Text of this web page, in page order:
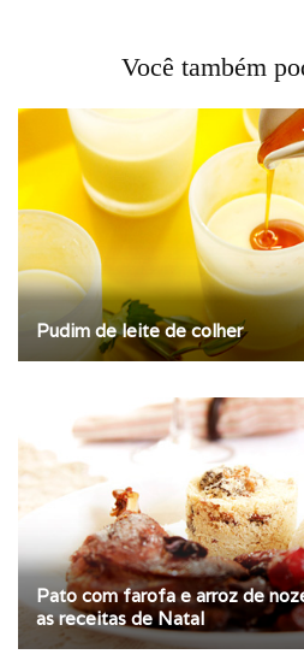
Você também
Pudim de leite de colher
Pato com farofa e arroz de
as receitas de Natal